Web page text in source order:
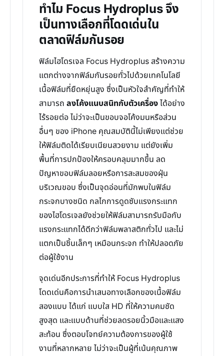
ทำไม Focus Hydroplus จึง
เป็นทางเลือกที่โดดเด่นใน
ตลาดฟิล์มกันรอย
ฟิล์มไฮโดรเจล Focus Hydroplus สร้างความ
แตกต่างจากฟิล์มกันรอยทั่วไปด้วยเทคโนโลยี
เนื้อฟิล์มที่ยืดหยุ่นสูง ซึ่งเป็นหัวใจสำคัญที่ทำให้
สามารถ ลงโค้งแนบสนิทกับตัวเครื่องได้อย่าง
ไร้รอยต่อ ไม่ว่าจะเป็นขอบจอโค้งมนหรือส่วน
อื่นๆ ของ iPhone คุณสมบัตินี้ไม่เพียงแต่ช่วย
ให้ฟิล์มติดได้เรียบเนียนสวยงาม แต่ยังเพิ่ม
พื้นที่การปกป้องให้ครอบคลุมมากขึ้น ลด
ปัญหาขอบฟิล์มลอยหรือการสะสมของฝุ่น
บริเวณขอบ ซึ่งเป็นจุดอ่อนที่มักพบในฟิล์ม
กระจกบางชนิด กลไกการดูดซับแรงกระแทก
ของไฮโดรเจลยังช่วยให้ฟิล์มสามารถรับมือกับ
แรงกระแทกได้ดีกว่าฟิล์มพลาสติกทั่วไป และไม่
แตกเป็นชิ้นเล็กๆ เหมือนกระจก ทำให้ปลอดภัย
ต่อผู้ใช้งาน
จุดเด่นอีกประการที่ทำให้ Focus Hydroplus
โดดเด่นคือการนำเสนอทางเลือกของเนื้อฟิล์ม
สองแบบ ได้แก่ แบบใส HD ที่ให้ความคมชัด
สูงสุด และแบบด้านที่ช่วยลดรอยนิ้วมือและแสง
สะท้อน ซึ่งตอบโจทย์ความต้องการของผู้ใช้
งานที่หลากหลาย ไม่ว่าจะเป็นผู้ที่เน้นคุณภาพ